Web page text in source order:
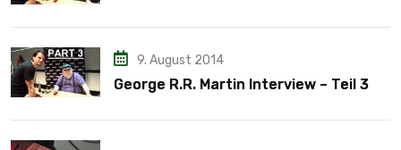
9. August 2014
George R.R. Martin Interview – Teil 3